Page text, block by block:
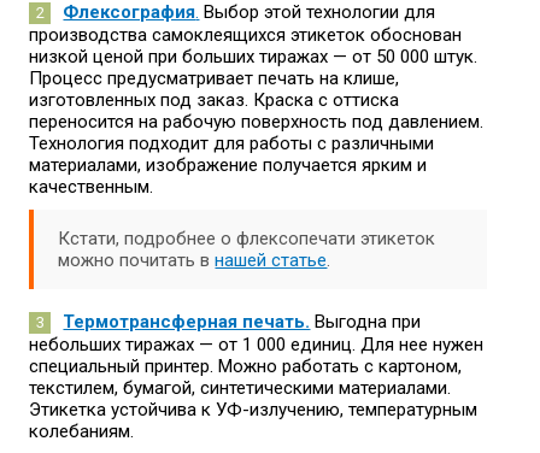
Флексография. Выбор этой технологии для
производства самоклеящихся этикеток обоснован
низкой ценой при больших тиражах — от 50 000 штук.
Процесс предусматривает печать на клише,
изготовленных под заказ. Краска с оттиска
переносится на рабочую поверхность под давлением.
Технология подходит для работы с различными
материалами, изображение получается ярким и
качественным.
Кстати, подробнее о флексопечати этикеток
можно почитать внашей статье.
Термотрансферная печать. Выгодна при
небольших тиражах — от 1 000 единиц. Для нее нужен
специальный принтер. Можно работать с картоном,
текстилем, бумагой, синтетическими материалами.
Этикетка устойчива к УФ-излучению, температурным
колебаниям.